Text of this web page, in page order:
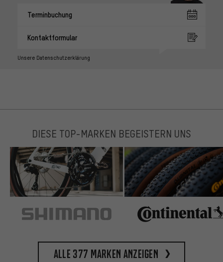
Terminbuchung
Kontaktformular
Unsere Datenschutzerklärung
DIESE TOP-MARKEN BEGEISTERN UNS
Alle 377 Marken anzeigen